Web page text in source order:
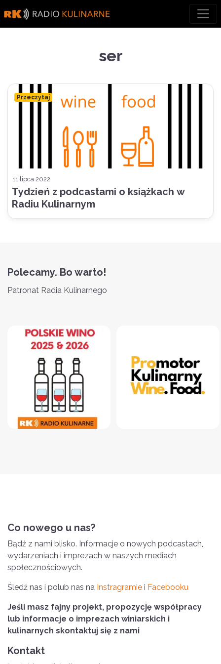
to
content
ser
Przeczytaj
11 lipca 2022
Tydzień z podcastami o książkach w
Radiu Kulinarnym
Polecamy. Bo warto!
Patronat Radia Kulinarnego
Co nowego u nas?
Bądź z nami blisko. Informacje o nowych podcastach,
wydarzeniach i imprezach w naszych mediach
społecznościowych.
Śledź nas i polub nas na Instragramie i Facebooku
Jeśli masz fajny projekt, propozycję współpracy
lub informacje o imprezach winiarskich i
kulinarnych skontaktuj się z nami
Kontakt